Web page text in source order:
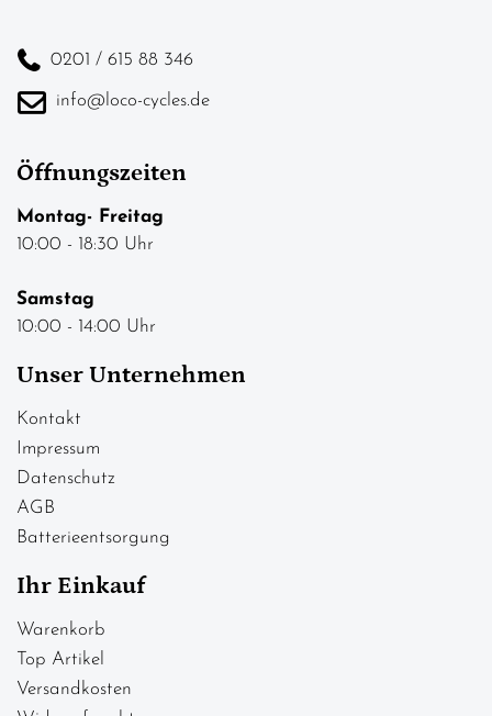
0201 / 615 88 346
info@loco-cycles.de
Öffnungszeiten
Montag- Freitag
10:00 - 18:30 Uhr
Samstag
10:00 - 14:00 Uhr
Unser Unternehmen
Kontakt
Impressum
Datenschutz
AGB
Batterieentsorgung
Ihr Einkauf
Warenkorb
Top Artikel
Versandkosten